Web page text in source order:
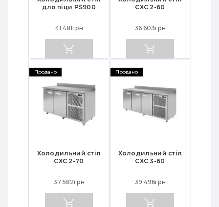
для піци PS900
41 481грн
СХС 2-60
36 603грн
Продано
Холодильний стіл
СХС 2-70
37 582грн
Продано
Холодильний стіл
СХС 3-60
39 496грн